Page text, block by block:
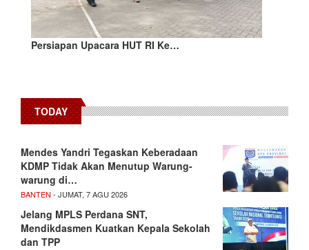
Persiapan Upacara HUT RI Ke…
TODAY
Mendes Yandri Tegaskan Keberadaan
KDMP Tidak Akan Menutup Warung-
warung di…
BANTEN - JUMAT, 7 AGU 2026
Jelang MPLS Perdana SNT,
Mendikdasmen Kuatkan Kepala Sekolah
dan TPP